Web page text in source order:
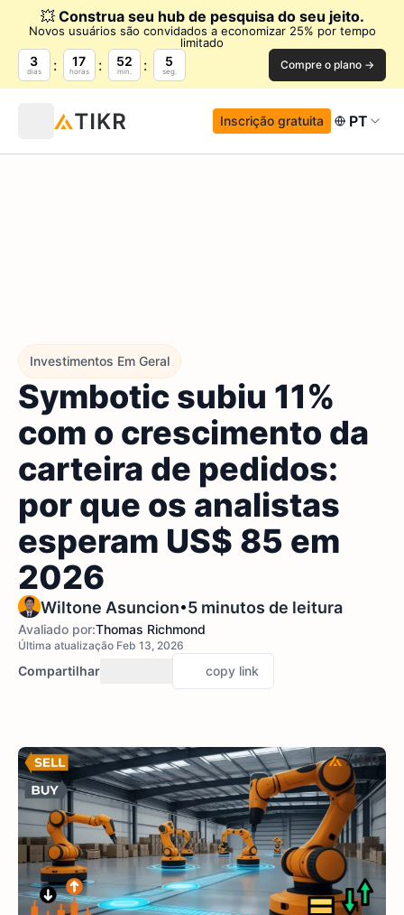
💥 Construa seu hub de pesquisa do seu jeito.
Novos usuários são convidados a economizar 25% por tempo
limitado
3
dias
17
horas
52
min.
4
seg. Compre o plano →
Inscrição gratuita PT
Investimentos Em Geral
Symbotic subiu 11%
com o crescimento da
carteira de pedidos:
por que os analistas
esperam US$ 85 em
2026
Wiltone Asuncion•5 minutos de leitura
Avaliado por:Thomas Richmond
Última atualização Feb 13, 2026
Compartilhar copy link